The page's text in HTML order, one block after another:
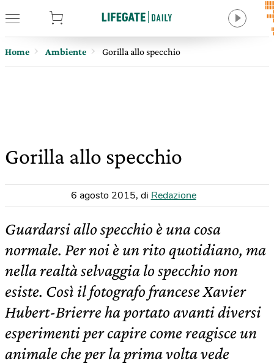
Home Ambiente Gorilla allo specchio
Gorilla allo specchio
6 agosto 2015, di Redazione
Guardarsi allo specchio è una cosa
normale. Per noi è un rito quotidiano, ma
nella realtà selvaggia lo specchio non
esiste. Così il fotografo francese Xavier
Hubert-Brierre ha portato avanti diversi
esperimenti per capire come reagisce un
animale che per la prima volta vede